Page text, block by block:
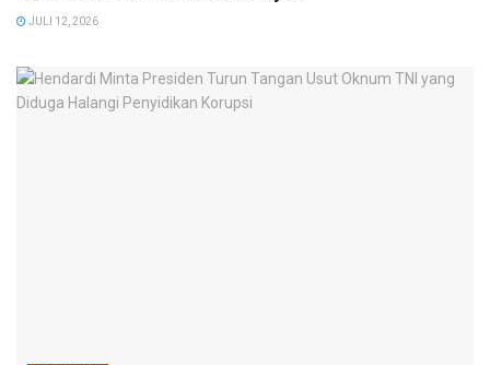
JULI 12, 2026